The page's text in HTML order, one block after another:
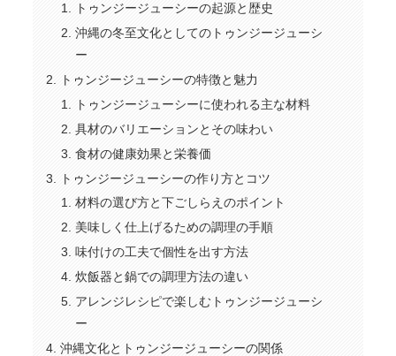
トゥンジージューシーの起源と歴史
沖縄の冬至文化としてのトゥンジージューシ
ー
トゥンジージューシーの特徴と魅力
トゥンジージューシーに使われる主な材料
具材のバリエーションとその味わい
食材の健康効果と栄養価
トゥンジージューシーの作り方とコツ
材料の選び方と下ごしらえのポイント
美味しく仕上げるための調理の手順
味付けの工夫で個性を出す方法
炊飯器と鍋での調理方法の違い
アレンジレシピで楽しむトゥンジージューシ
ー
沖縄文化とトゥンジージューシーの関係